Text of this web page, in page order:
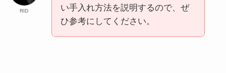
RID
い手入れ方法を説明するので、ぜ
ひ参考にしてください。